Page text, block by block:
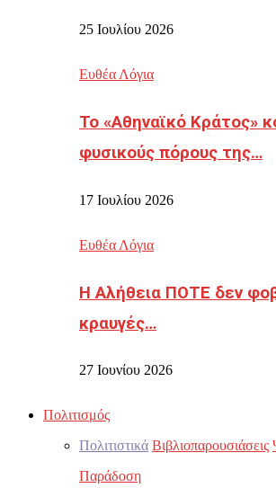
25 Ιουλίου 2026
Ευθέα Λόγια
Το «Αθηναϊκό Κράτος»
φυσικούς πόρους της…
17 Ιουλίου 2026
Ευθέα Λόγια
Η Αλήθεια ΠΟΤΕ δεν
κραυγές…
27 Ιουνίου 2026
Πολιτισμός
Πολιτιστικά Βιβλιοπαρουσιάσεις
Παράδοση